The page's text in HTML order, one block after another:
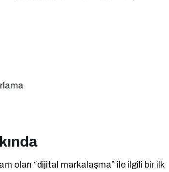
olan “dijital markalaşma” ile ilgili bir ilk